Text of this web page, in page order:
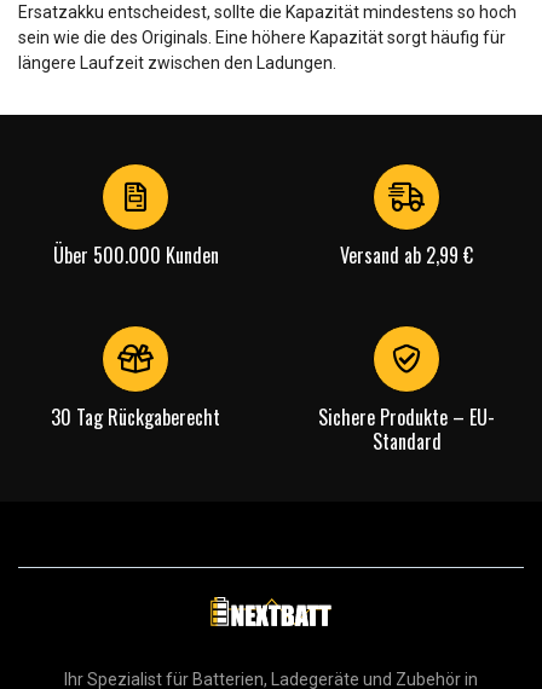
Ersatzakku entscheidest, sollte die Kapazität mindestens so hoch
sein wie die des Originals. Eine höhere Kapazität sorgt häufig für
längere Laufzeit zwischen den Ladungen.
Über 500.000 Kunden Versand ab 2,99 €
30 Tag Rückgaberecht
Sichere Produkte – EU-
Standard
Ihr Spezialist für Batterien, Ladegeräte und Zubehör in